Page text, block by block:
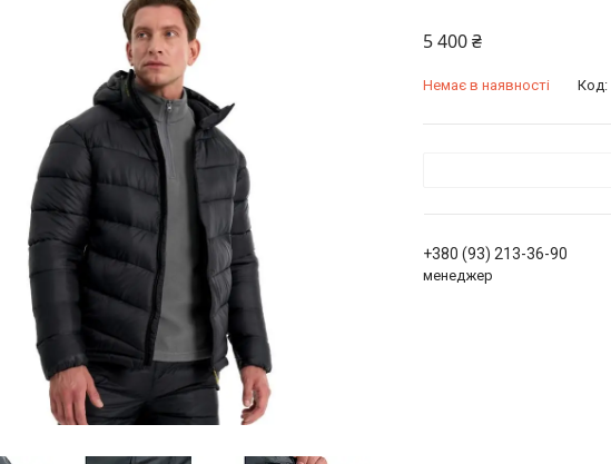
5 400 ₴
Немає в наявності Код:
+380 (93) 213-36-90
менеджер